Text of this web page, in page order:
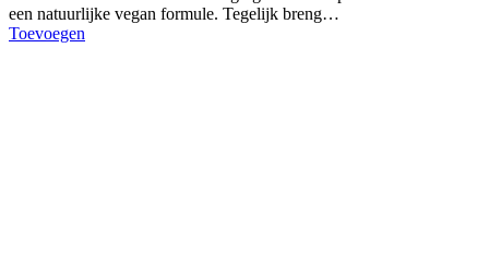
een natuurlijke vegan formule. Tegelijk breng…
Toevoegen